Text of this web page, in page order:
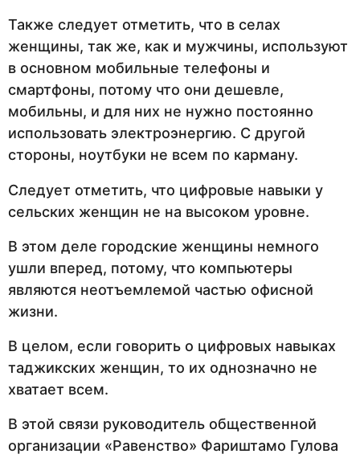
Также следует отметить, что в селах
женщины, так же, как и мужчины, используют
в основном мобильные телефоны и
смартфоны, потому что они дешевле,
мобильны, и для них не нужно постоянно
использовать электроэнергию. С другой
стороны, ноутбуки не всем по карману.
Следует отметить, что цифровые навыки у
сельских женщин не на высоком уровне.
В этом деле городские женщины немного
ушли вперед, потому, что компьютеры
являются неотъемлемой частью офисной
жизни.
В целом, если говорить о цифровых навыках
таджикских женщин, то их однозначно не
хватает всем.
В этой связи руководитель общественной
организации «Равенство» Фариштамо Гулова